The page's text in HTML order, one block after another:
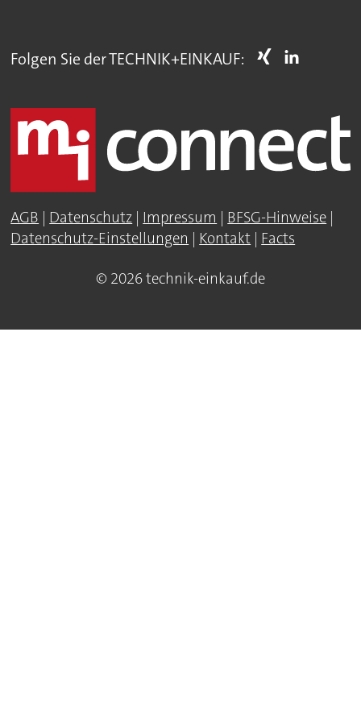
Folgen Sie der TECHNIK+EINKAUF:
AGB | Datenschutz | Impressum | BFSG-Hinweise |
Datenschutz-Einstellungen | Kontakt | Facts
© 2026 technik-einkauf.de